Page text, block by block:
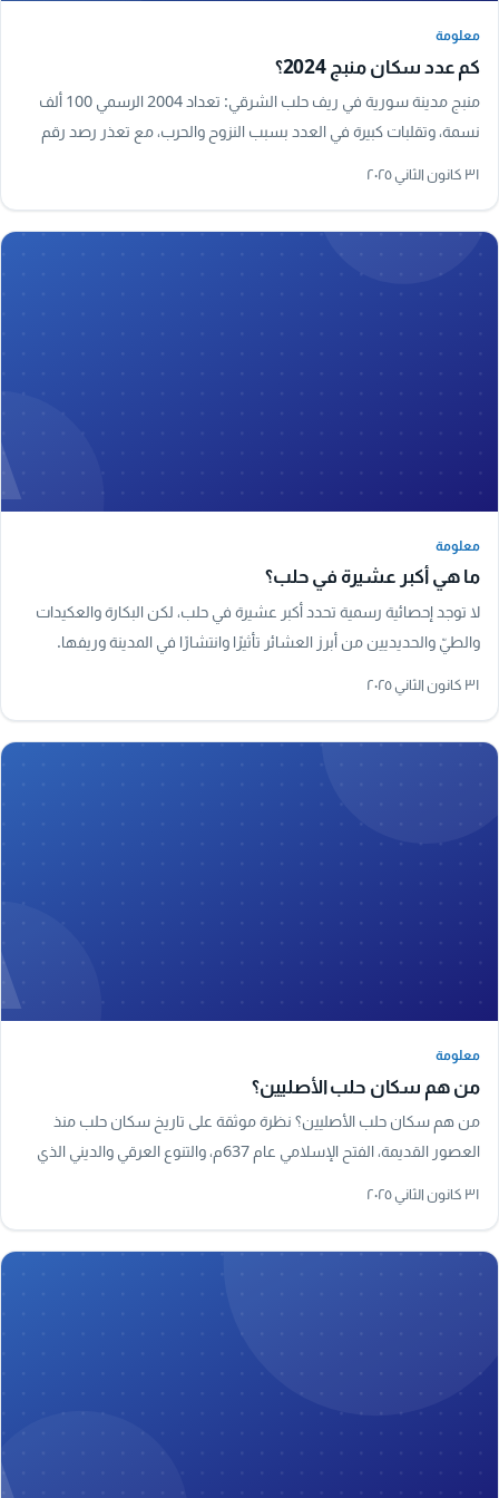
معلومة
كم عدد سكان منبج 2024؟
منبج مدينة سورية في ريف حلب الشرقي: تعداد 2004 الرسمي 100 ألف
نسمة، وتقلبات كبيرة في العدد بسبب النزوح والحرب، مع تعذر رصد رقم
٣١ كانون الثاني ٢٠٢٥
معلومة
ما هي أكبر عشيرة في حلب؟
لا توجد إحصائية رسمية تحدد أكبر عشيرة في حلب، لكن البكارة والعكيدات
والطيّ والحديديين من أبرز العشائر تأثيرًا وانتشارًا في المدينة وريفها.
٣١ كانون الثاني ٢٠٢٥
معلومة
من هم سكان حلب الأصليين؟
من هم سكان حلب الأصليين؟ نظرة موثقة على تاريخ سكان حلب منذ
العصور القديمة، الفتح الإسلامي عام 637م، والتنوع العرقي والديني الذي
٣١ كانون الثاني ٢٠٢٥